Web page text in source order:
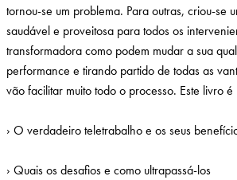
tornou-se um problema. Para outras, criou-
saudável e proveitosa para todos os
transformadora como podem mudar a sua
performance e tirando partido de todas as
vão facilitar muito todo o processo. Este livro
› O verdadeiro teletrabalho e os seus
› Quais os desafios e como ultrapassá-los